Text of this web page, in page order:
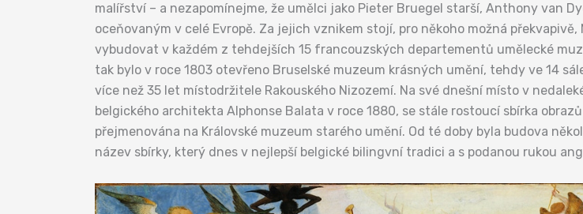
malířství – a nezapomínejme, že umělci jako Pieter Bruegel starší, Anthony van
oceňovaným v celé Evropě. Za jejich vznikem stojí, pro někoho možná
vybudovat v každém z tehdejších 15 francouzských departementů umělecké
tak bylo v roce 1803 otevřeno Bruselské muzeum krásných umění, tehdy ve 14
více než 35 let místodržitele Rakouského Nizozemí. Na své dnešní místo v
belgického architekta Alphonse Balata v roce 1880, se stále rostoucí sbírka
přejmenována na Královské muzeum starého umění. Od té doby byla budova
název sbírky, který dnes v nejlepší belgické bilingvní tradici a s podanou rukou